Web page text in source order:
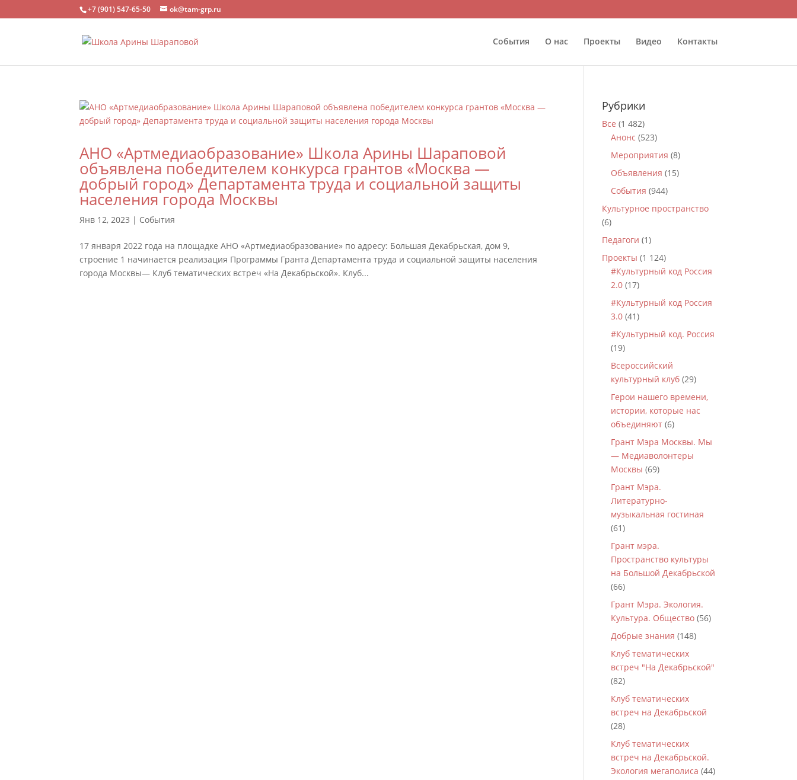
+7 (901) 547-65-50 ok@tam-grp.ru
События О нас Проекты Видео Контакты
АНО «Артмедиаобразование» Школа Арины Шараповой
объявлена победителем конкурса грантов «Москва —
добрый город» Департамента труда и социальной защиты
населения города Москвы
Янв 12, 2023 | События
17 января 2022 года на площадке АНО «Артмедиаобразование» по адресу: Большая Декабрьская, дом 9,
строение 1 начинается реализация Программы Гранта Департамента труда и социальной защиты населения
города Москвы— Клуб тематических встреч «На Декабрьской». Клуб...
Рубрики
Все (1 482)
Анонс (523)
Мероприятия (8)
Объявления (15)
События (944)
Культурное пространство
(6)
Педагоги (1)
Проекты (1 124)
#Культурный код Россия
2.0 (17)
#Культурный код Россия
3.0 (41)
#Культурный код. Россия
(19)
Всероссийский
культурный клуб (29)
Герои нашего времени,
истории, которые нас
объединяют (6)
Грант Мэра Москвы. Мы
— Медиаволонтеры
Москвы (69)
Грант Мэра.
Литературно-
музыкальная гостиная
(61)
Грант мэра.
Пространство культуры
на Большой Декабрьской
(66)
Грант Мэра. Экология.
Культура. Общество (56)
Добрые знания (148)
Клуб тематических
встреч "На Декабрьской"
(82)
Клуб тематических
встреч на Декабрьской
(28)
Клуб тематических
встреч на Декабрьской.
Экология мегаполиса (44)